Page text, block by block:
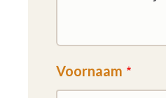
Voornaam